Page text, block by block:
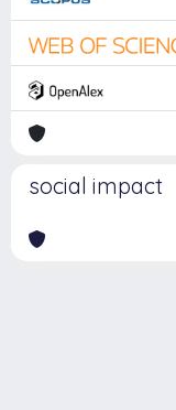
social impact